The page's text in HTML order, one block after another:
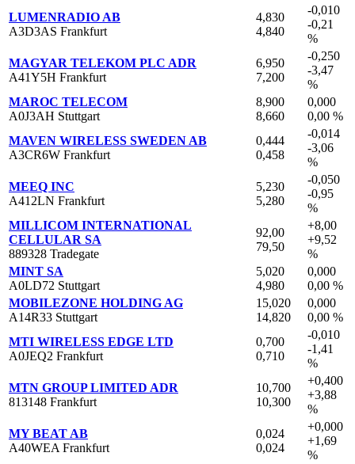
LUMENRADIO AB
A3D3AS Frankfurt
4,830
4,840
-0,010
-0,21
%
MAGYAR TELEKOM PLC ADR
A41Y5H Frankfurt
6,950
7,200
-0,250
-3,47
%
MAROC TELECOM
A0J3AH Stuttgart
8,900
8,660
0,000
0,00 %
MAVEN WIRELESS SWEDEN AB
A3CR6W Frankfurt
0,444
0,458
-0,014
-3,06
%
MEEQ INC
A412LN Frankfurt
5,230
5,280
-0,050
-0,95
%
MILLICOM INTERNATIONAL
CELLULAR SA
889328 Tradegate
92,00
79,50
+8,00
+9,52
%
MINT SA
A0LD72 Stuttgart
5,020
4,980
0,000
0,00 %
MOBILEZONE HOLDING AG
A14R33 Stuttgart
15,020
14,820
0,000
0,00 %
MTI WIRELESS EDGE LTD
A0JEQ2 Frankfurt
0,700
0,710
-0,010
-1,41
%
MTN GROUP LIMITED ADR
813148 Frankfurt
10,700
10,300
+0,400
+3,88
%
MY BEAT AB
A40WEA Frankfurt
0,024
0,024
+0,000
+1,69
%